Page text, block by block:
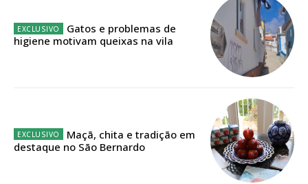
12 meses
Gatos e problemas de
higiene motivam queixas na vila
Maçã, chita e tradição em
destaque no São Bernardo